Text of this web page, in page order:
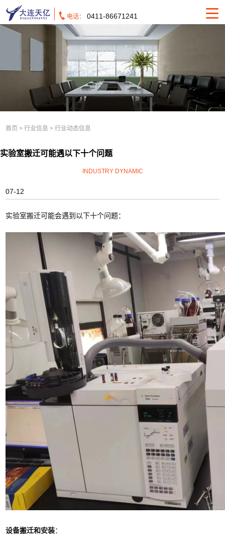
电话： 0411-86671241
首页 >行业信息 >行业动态信息
实验室搬迁可能遇以下十个问题
INDUSTRY DYNAMIC
07-12
实验室搬迁可能会遇到以下十个问题：
设备搬迁和安装：